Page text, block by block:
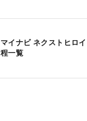
マイナビ ネクストヒロ
程一覧